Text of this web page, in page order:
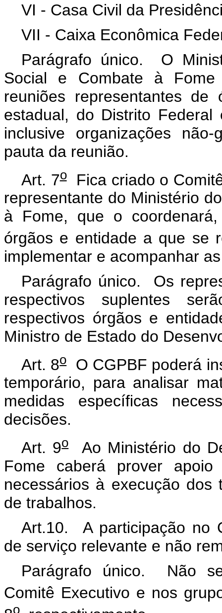
VI - Casa Civil da
VII - Caixa Econômica
Parágrafo único. O
Social e Combate à
reuniões representantes de
estadual, do Distrito
inclusive organizações
pauta da reunião.
Art. 7oFica criado o
representante do Ministério
à Fome, que o
órgãos e entidade a que se
implementar e acompanhar
Parágrafo único. Os
respectivos suplentes
respectivos órgãos e
Ministro de Estado do
Art. 8oO CGPBF poderá
temporário, para analisar
medidas específicas
decisões.
Art. 9oAo Ministério do
Fome caberá prover apoio
necessários à execução
de trabalhos.
Art.10. A participação no
de serviço relevante e não
Parágrafo único. Não
Comitê Executivo e nos
o